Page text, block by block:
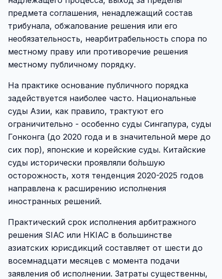
предмета соглашения, ненадлежащий состав
трибунала, обжалование решения или его
необязательность, неарбитрабельность спора по
местному праву или противоречие решения
местному публичному порядку.
На практике основание публичного порядка
задействуется наиболее часто. Национальные
суды Азии, как правило, трактуют его
ограничительно - особенно суды Сингапура, суды
Гонконга (до 2020 года и в значительной мере до
сих пор), японские и корейские суды. Китайские
суды исторически проявляли бо́льшую
осторожность, хотя тенденция 2020-2025 годов
направлена к расширению исполнения
иностранных решений.
Практический срок исполнения арбитражного
решения SIAC или HKIAC в большинстве
азиатских юрисдикций составляет от шести до
восемнадцати месяцев с момента подачи
заявления об исполнении. Затраты существенны,